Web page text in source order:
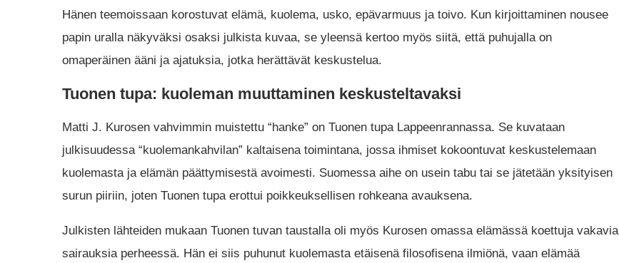
Hänen teemoissaan korostuvat elämä, kuolema, usko, epävarmuus ja toivo. Kun kirjoittaminen nousee
papin uralla näkyväksi osaksi julkista kuvaa, se yleensä kertoo myös siitä, että puhujalla on
omaperäinen ääni ja ajatuksia, jotka herättävät keskustelua.
Tuonen tupa: kuoleman muuttaminen keskusteltavaksi
Matti J. Kurosen vahvimmin muistettu “hanke” on Tuonen tupa Lappeenrannassa. Se kuvataan
julkisuudessa “kuolemankahvilan” kaltaisena toimintana, jossa ihmiset kokoontuvat keskustelemaan
kuolemasta ja elämän päättymisestä avoimesti. Suomessa aihe on usein tabu tai se jätetään yksityisen
surun piiriin, joten Tuonen tupa erottui poikkeuksellisen rohkeana avauksena.
Julkisten lähteiden mukaan Tuonen tuvan taustalla oli myös Kurosen omassa elämässä koettuja vakavia
sairauksia perheessä. Hän ei siis puhunut kuolemasta etäisenä filosofisena ilmiönä, vaan elämää